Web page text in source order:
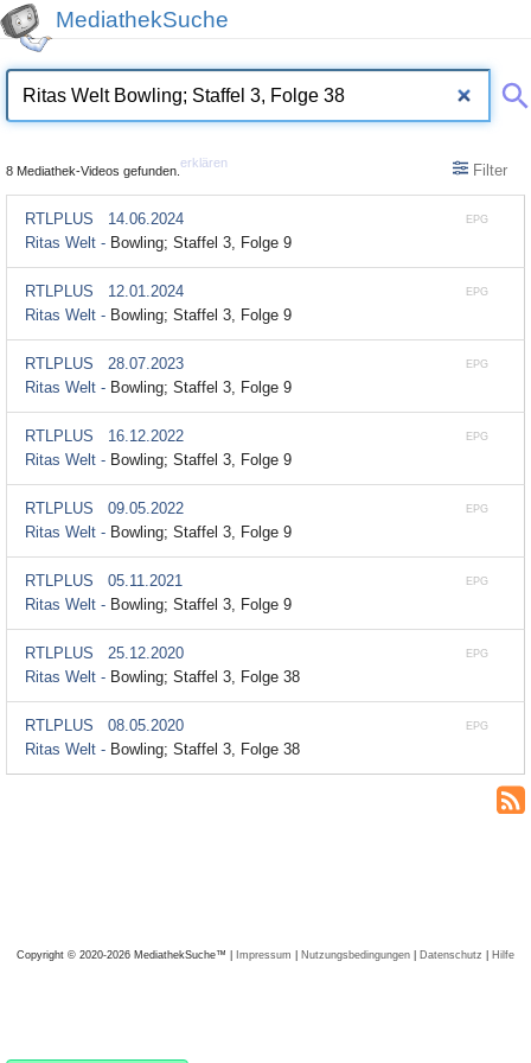
MediathekSuche
8 Mediathek-Videos gefunden.
erklären Filter
EPG
RTLPLUS
14.06.2024
Ritas Welt - Bowling; Staffel 3, Folge 9
EPG
RTLPLUS
12.01.2024
Ritas Welt - Bowling; Staffel 3, Folge 9
EPG
RTLPLUS
28.07.2023
Ritas Welt - Bowling; Staffel 3, Folge 9
EPG
RTLPLUS
16.12.2022
Ritas Welt - Bowling; Staffel 3, Folge 9
EPG
RTLPLUS
09.05.2022
Ritas Welt - Bowling; Staffel 3, Folge 9
EPG
RTLPLUS
05.11.2021
Ritas Welt - Bowling; Staffel 3, Folge 9
EPG
RTLPLUS
25.12.2020
Ritas Welt - Bowling; Staffel 3, Folge 38
EPG
RTLPLUS
08.05.2020
Ritas Welt - Bowling; Staffel 3, Folge 38
Copyright © 2020-2026 MediathekSuche™ | Impressum | Nutzungsbedingungen | Datenschutz | Hilfe